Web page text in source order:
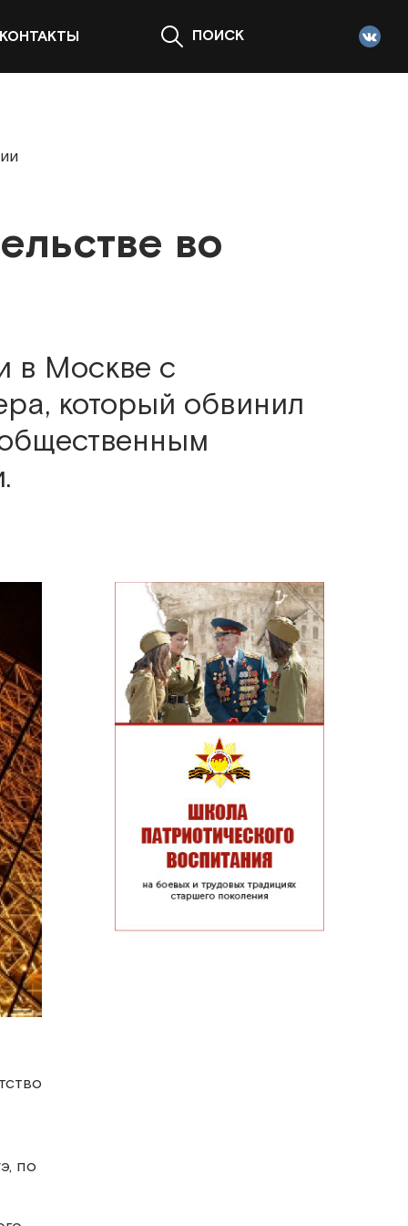
КОНТАКТЫ ПОИСК
во
в Москве с
который обвинил
по